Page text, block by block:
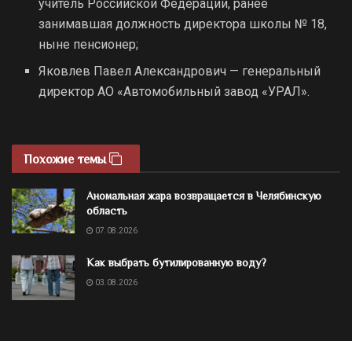
учитель Российской Федерации, ранее
занимавшая должность директора школы № 18,
ныне пенсионер;
Яковлев Павел Александрович — генеральный
директор АО «Автомобильный завод «УРАЛ».
Похожие темы
Аномальная жара возвращается в Челябинскую
область
07.08.2026
Как выбрать бутилированную воду?
03.08.2026